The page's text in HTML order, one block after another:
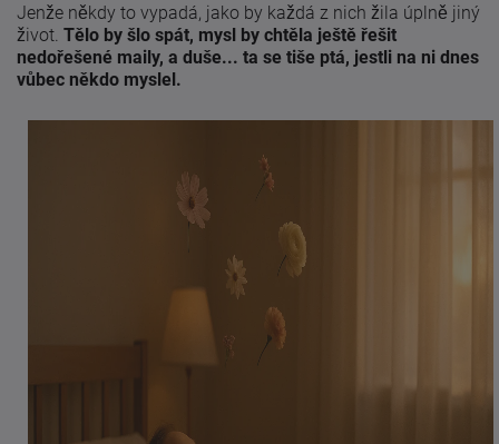
Jenže někdy to vypadá, jako by každá z nich žila úplně jiný
život. Tělo by šlo spát, mysl by chtěla ještě řešit
nedořešené maily, a duše... ta se tiše ptá, jestli na ni dnes
vůbec někdo myslel.